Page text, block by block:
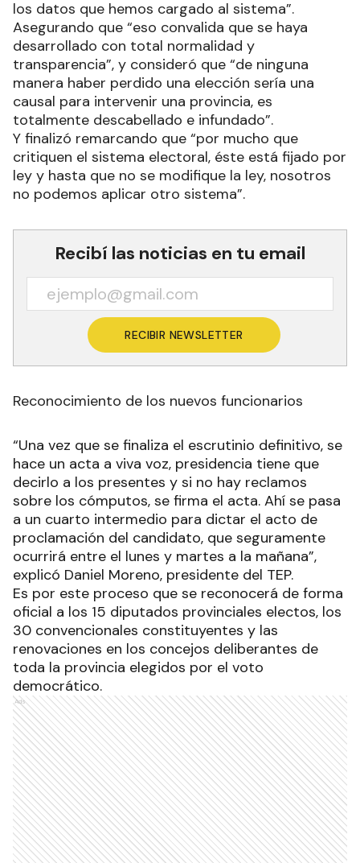
los datos que hemos cargado al sistema”.
Asegurando que “eso convalida que se haya
desarrollado con total normalidad y
transparencia”, y consideró que “de ninguna
manera haber perdido una elección sería una
causal para intervenir una provincia, es
totalmente descabellado e infundado”.
Y finalizó remarcando que “por mucho que
critiquen el sistema electoral, éste está fijado por
ley y hasta que no se modifique la ley, nosotros
no podemos aplicar otro sistema”.
Recibí las noticias en tu email
RECIBIR NEWSLETTER
Reconocimiento de los nuevos funcionarios
“Una vez que se finaliza el escrutinio definitivo, se
hace un acta a viva voz, presidencia tiene que
decirlo a los presentes y si no hay reclamos
sobre los cómputos, se firma el acta. Ahí se pasa
a un cuarto intermedio para dictar el acto de
proclamación del candidato, que seguramente
ocurrirá entre el lunes y martes a la mañana”,
explicó Daniel Moreno, presidente del TEP.
Es por este proceso que se reconocerá de forma
oficial a los 15 diputados provinciales electos, los
30 convencionales constituyentes y las
renovaciones en los concejos deliberantes de
toda la provincia elegidos por el voto
democrático.
Ads